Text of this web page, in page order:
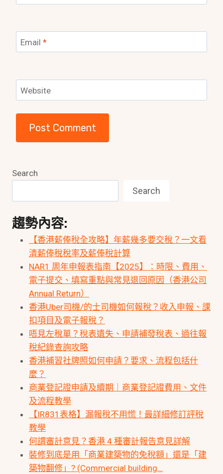
Email *
Website
Search
Search
趨勢內容:
【香港薪俸稅全攻略】年薪幾多要交稅？一文看
清薪俸稅稅率及薪俸稅計算
NAR1 周年申報表指南【2025】：時限、費用、
電子提交、填寫重點與常見退回原因（香港公司
Annual Return）
香港Uber司機/的士司機如何報稅？收入申報、課
扣項目及電子報稅？
唔見左稅單？稅表遺失、申請補發稅表、過往報
稅紀錄查詢攻略
香港補習社牌照如何申請？要求、流程包括什
麼？
商業登記證申請及續期｜商業登記證費用、文件
及流程教學
【IR831表格】漏報稅不用慌！最詳細修訂評稅
教學
何謂審計意見？香港 4 種審計報告意見詳解
裝修到底是用「商業建築物的免稅額」還是「建
築物翻修」? (Commercial building…